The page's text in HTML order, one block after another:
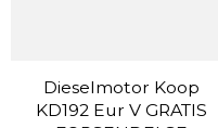
Dieselmotor Koop
KD192 Eur V GRATIS